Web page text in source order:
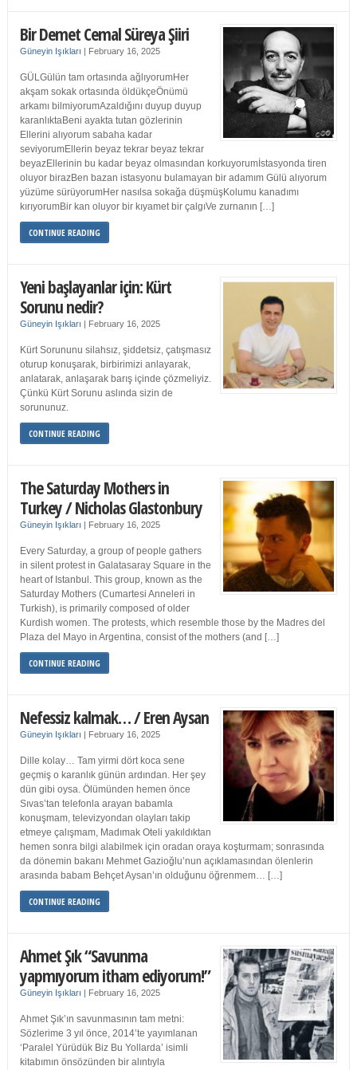
Bir Demet Cemal Süreya Şiiri
Güneyin Işıkları | February 16, 2025
GÜLGülün tam ortasında ağlıyorumHer
akşam sokak ortasında öldükçeÖnümü
arkamı bilmiyorumAzaldığını duyup duyup
karanlıktaBeni ayakta tutan gözlerinin
Ellerini alıyorum sabaha kadar
seviyorumEllerin beyaz tekrar beyaz tekrar
beyazEllerinin bu kadar beyaz olmasından korkuyorumİstasyonda tiren
oluyor birazBen bazan istasyonu bulamayan bir adamım Gülü alıyorum
yüzüme sürüyorumHer nasılsa sokağa düşmüşKolumu kanadımı
kırıyorumBir kan oluyor bir kıyamet bir çalgıVe zurnanın […]
CONTINUE READING
Yeni başlayanlar için: Kürt
Sorunu nedir?
Güneyin Işıkları | February 16, 2025
Kürt Sorununu silahsız, şiddetsiz, çatışmasız
oturup konuşarak, birbirimizi anlayarak,
anlatarak, anlaşarak barış içinde çözmeliyiz.
Çünkü Kürt Sorunu aslında sizin de
sorununuz.
CONTINUE READING
The Saturday Mothers in
Turkey / Nicholas Glastonbury
Güneyin Işıkları | February 16, 2025
Every Saturday, a group of people gathers
in silent protest in Galatasaray Square in the
heart of Istanbul. This group, known as the
Saturday Mothers (Cumartesi Anneleri in
Turkish), is primarily composed of older
Kurdish women. The protests, which resemble those by the Madres del
Plaza del Mayo in Argentina, consist of the mothers (and […]
CONTINUE READING
Nefessiz kalmak… / Eren Aysan
Güneyin Işıkları | February 16, 2025
Dille kolay… Tam yirmi dört koca sene
geçmiş o karanlık günün ardından. Her şey
dün gibi oysa. Ölümünden hemen önce
Sıvas’tan telefonla arayan babamla
konuşmam, televizyondan olayları takip
etmeye çalışmam, Madımak Oteli yakıldıktan
hemen sonra bilgi alabilmek için oradan oraya koşturmam; sonrasında
da dönemin bakanı Mehmet Gazioğlu’nun açıklamasından ölenlerin
arasında babam Behçet Aysan’ın olduğunu öğrenmem… […]
CONTINUE READING
Ahmet Şık “Savunma
yapmıyorum itham ediyorum!”
Güneyin Işıkları | February 16, 2025
Ahmet Şık’ın savunmasının tam metni:
Sözlerime 3 yıl önce, 2014’te yayımlanan
‘Paralel Yürüdük Biz Bu Yollarda’ isimli
kitabımın önsözünden bir alıntıyla